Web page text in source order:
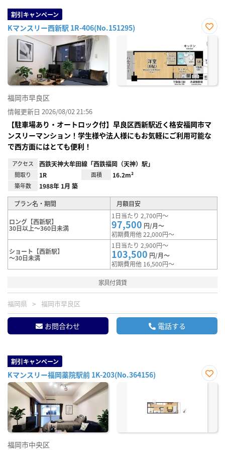
割引キャンペーン
Kマンスリー西新駅 1R-406(No.151295)
お気
に入
り登
録
福岡市早良区
情報更新日 2026/08/02 21:56
【駐車場あり・オートロック付】早良区西新駅近く格安福岡市マ
ンスリーマンション！学生様や法人様にもお気軽にご利用可能な
で西方面にはとても便利！
アクセス 西鉄天神大牟田線「西鉄福岡（天神）駅」
間取り 1R 面積 16.2m²
築年数 1988年 1月 築
プラン名・期間 月額目安
ロング【西新駅】
30日以上～360日未満
1日当たり 2,700円～
97,500 円/月～
初期費用他 22,000円～
ショート【西新駅】
～30日未満
1日当たり 2,900円～
103,500 円/月～
初期費用他 16,500円～
家具付賃貸
福岡県 福岡市早良区
お問合わせ 電話する
割引キャンペーン
Kマンスリー福岡薬院駅前 1K-203(No.364156)
お気
福岡市中央区